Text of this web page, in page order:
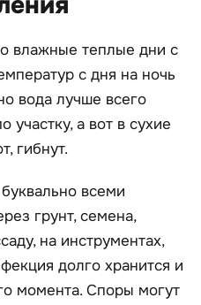
влажные теплые дни с
с дня на ночь
вода лучше всего
участку, а вот в сухие
гибнут.
всеми
грунт, семена,
на инструментах,
долго хранится и
момента. Споры могут